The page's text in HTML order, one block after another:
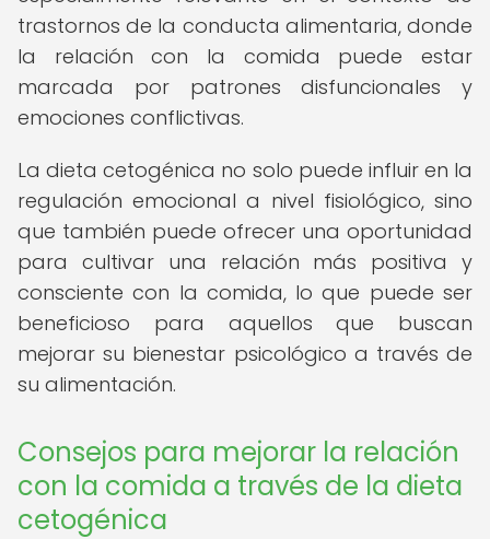
trastornos de la conducta alimentaria, donde
la relación con la comida puede estar
marcada por patrones disfuncionales y
emociones conflictivas.
La dieta cetogénica no solo puede influir en la
regulación emocional a nivel fisiológico, sino
que también puede ofrecer una oportunidad
para cultivar una relación más positiva y
consciente con la comida, lo que puede ser
beneficioso para aquellos que buscan
mejorar su bienestar psicológico a través de
su alimentación.
Consejos para mejorar la relación
con la comida a través de la dieta
cetogénica